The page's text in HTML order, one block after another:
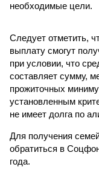
необходимые цели.
Следует отметить,
выплату смогут
при условии, что
составляет сумму,
прожиточных
установленным
не имеет долга по
Для получения
обратиться в
года.